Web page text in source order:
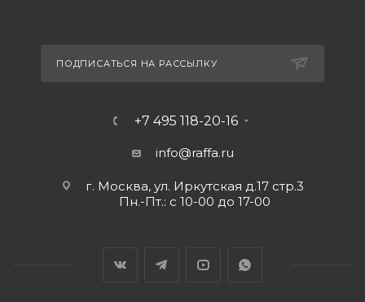
ПОДПИСАТЬСЯ НА РАССЫЛКУ
+7 495 118-20-16
info@raffa.ru
г. Москва, ул. Иркутская д.17 стр.3
Пн.-Пт.: с 10-00 до 17-00